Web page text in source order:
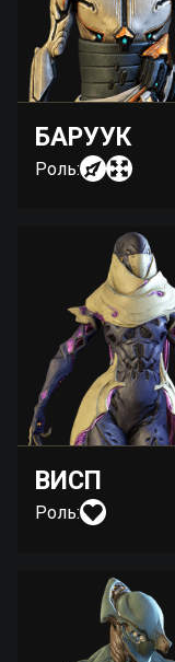
БАРУУК
Роль:
ВИСП
Роль: